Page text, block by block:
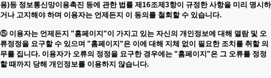
용)등 정보통신망이용촉진 등에 관한 법률 제16조제3항이 규정한 사항을 미리 명시하
거나 고지해야 하며 이용자는 언제든지 이 동의를 철회할 수 있습니다.
⑤ 이용자는 언제든지 "홈페이지"이 가지고 있는 자신의 개인정보에 대해 열람 및 오
류정정을 요구할 수 있으며 "홈페이지"은 이에 대해 지체 없이 필요한 조치를 취할 의
무를 집니다. 이용자가 오류의 정정을 요구한 경우에는 "홈페이지"은 그 오류를 정정
할 때까지 당해 개인정보를 이용하지 않습니다.